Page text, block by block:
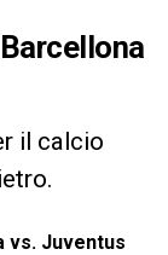
il calcio
vs. Juventus